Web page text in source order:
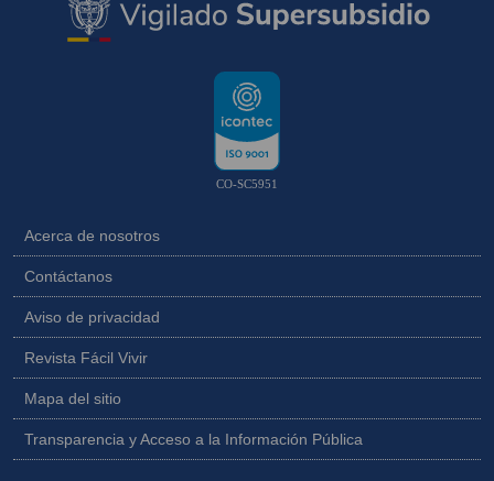
CO-SC5951
Acerca de nosotros
Contáctanos
Aviso de privacidad
Revista Fácil Vivir
Mapa del sitio
Transparencia y Acceso a la Información Pública